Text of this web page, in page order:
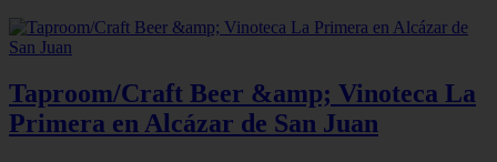
Taproom/Craft Beer &amp; Vinoteca La
Primera en Alcázar de San Juan